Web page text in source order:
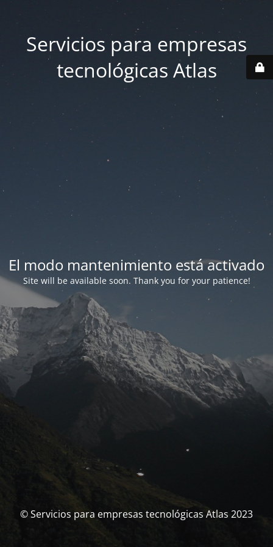
Servicios para empresas
tecnológicas Atlas
El modo mantenimiento está activado
Site will be available soon. Thank you for your patience!
© Servicios para empresas tecnológicas Atlas 2023